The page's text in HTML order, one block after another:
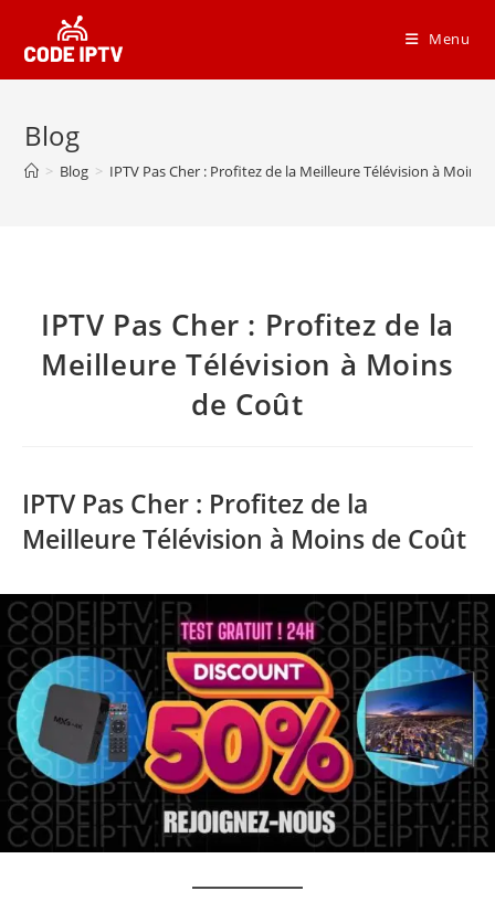
Menu
Blog
> Blog > IPTV Pas Cher : Profitez de la Meilleure Télévision à Moins
IPTV Pas Cher : Profitez de la
Meilleure Télévision à Moins
de Coût
IPTV Pas Cher : Profitez de la
Meilleure Télévision à Moins de Coût